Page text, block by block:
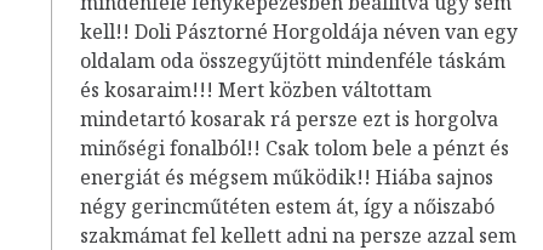
kell!! Doli Pásztorné Horgoldája néven van egy
oldalam oda összegyűjtött mindenféle táskám
és kosaraim!!! Mert közben váltottam
mindetartó kosarak rá persze ezt is horgolva
minőségi fonalból!! Csak tolom bele a pénzt és
energiát és mégsem működik!! Hiába sajnos
négy gerincműtéten estem át, így a nőiszabó
szakmámat fel kellett adni na persze azzal sem